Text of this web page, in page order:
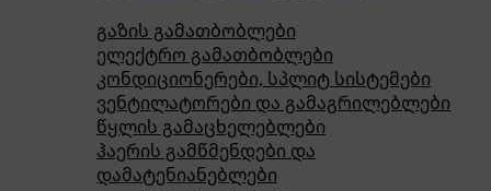
გაზის გამათბობლები
ელექტრო გამათბობლები
კონდიციონერები, სპლიტ სისტემები
ვენტილატორები და გამაგრილებლები
წყლის გამაცხელებლები
ჰაერის გამწმენდები და
დამატენიანებლები